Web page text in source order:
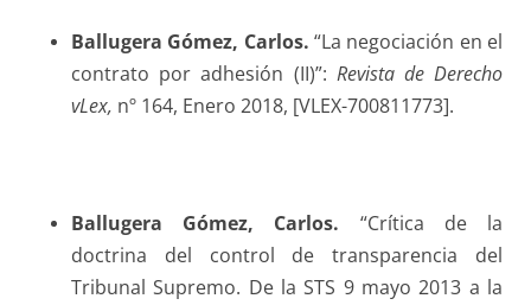
Ballugera Gómez, Carlos. “La negociación en el
contrato por adhesión (II)”: Revista de Derecho
vLex, nº 164, Enero 2018, [VLEX-700811773].
Ballugera Gómez, Carlos. “Crítica de la
doctrina del control de transparencia del
Tribunal Supremo. De la STS 9 mayo 2013 a la